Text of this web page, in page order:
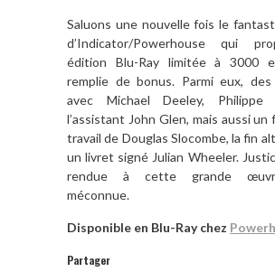
Saluons une nouvelle fois le
d’Indicator/Powerhouse qui
édition Blu-Ray limitée à3000
remplie de bonus. Parmi eux,
avec Michael Deeley,
l’assistant John Glen, mais aussi un
travail de Douglas Slocombe, la fin
un livret signé Julian Wheeler.
rendue à cette grande
méconnue.
Disponible en Blu-Ray chez
Partager